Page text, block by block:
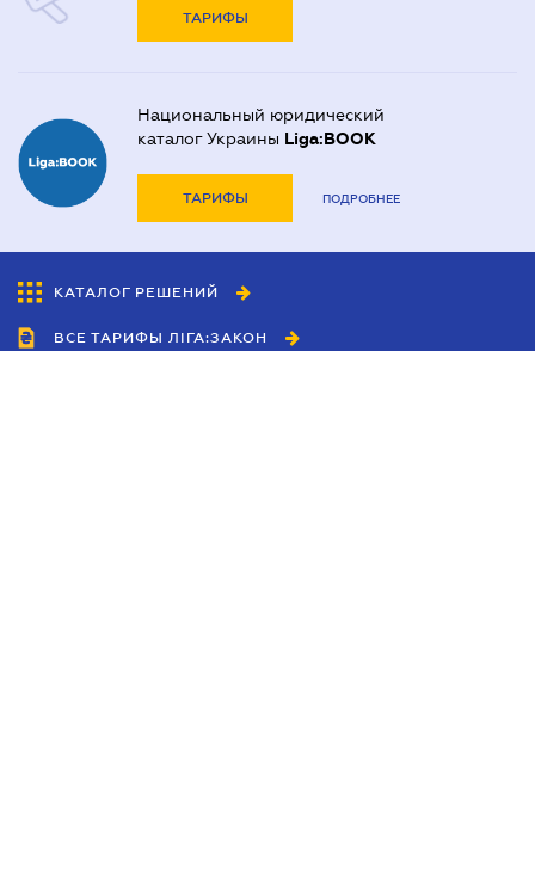
ТАРИФЫ
Национальный юридический
каталог Украины Liga:BOOK
ТАРИФЫ ПОДРОБНЕЕ
КАТАЛОГ РЕШЕНИЙ
ВСЕ ТАРИФЫ ЛІГА:ЗАКОН